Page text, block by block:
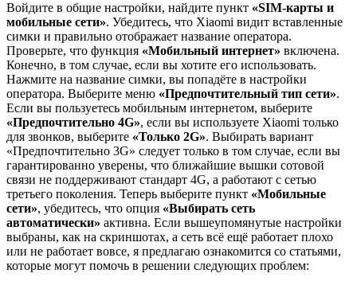
Войдите в общие настройки, найдите пункт «SIM-карты и
мобильные сети». Убедитесь, что Xiaomi видит вставленные
симки и правильно отображает название оператора.
Проверьте, что функция «Мобильный интернет» включена.
Конечно, в том случае, если вы хотите его использовать.
Нажмите на название симки, вы попадёте в настройки
оператора. Выберите меню «Предпочтительный тип сети».
Если вы пользуетесь мобильным интернетом, выберите
«Предпочтительно 4G», если вы используете Xiaomi только
для звонков, выберите «Только 2G». Выбирать вариант
«Предпочтительно 3G» следует только в том случае, если вы
гарантированно уверены, что ближайшие вышки сотовой
связи не поддерживают стандарт 4G, а работают с сетью
третьего поколения. Теперь выберите пункт «Мобильные
сети», убедитесь, что опция «Выбирать сеть
автоматически» активна. Если вышеупомянутые настройки
выбраны, как на скриншотах, а сеть всё ещё работает плохо
или не работает вовсе, я предлагаю ознакомится со статьями,
которые могут помочь в решении следующих проблем: